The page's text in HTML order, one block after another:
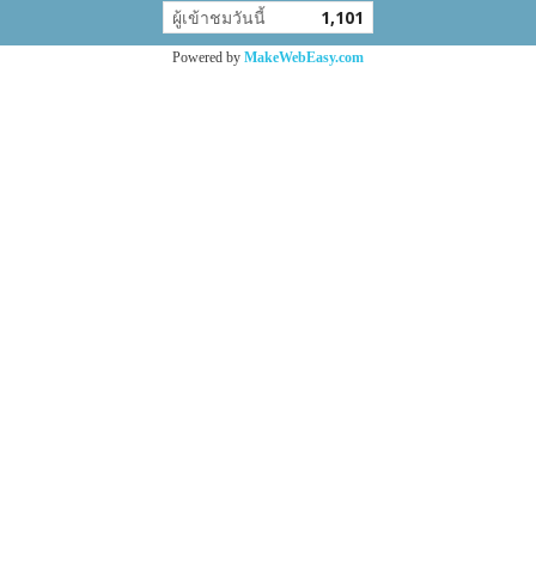
ผู้เข้าชมวันนี้
1,101
Powered by MakeWebEasy.com